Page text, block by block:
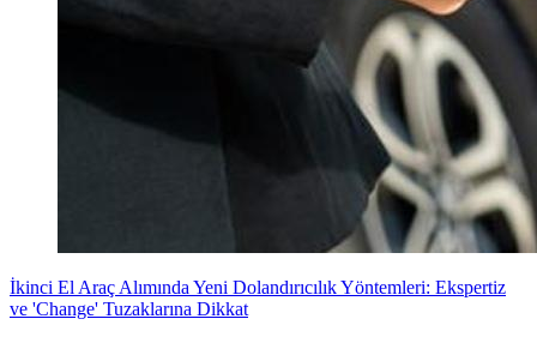
İkinci El Araç Alımında Yeni Dolandırıcılık Yöntemleri: Ekspertiz
ve 'Change' Tuzaklarına Dikkat